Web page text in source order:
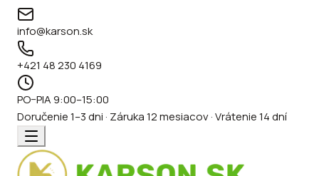
info@karson.sk
+421 48 230 4169
PO–PIA 9:00–15:00
Doručenie 1–3 dni · Záruka 12 mesiacov · Vrátenie 14 dní